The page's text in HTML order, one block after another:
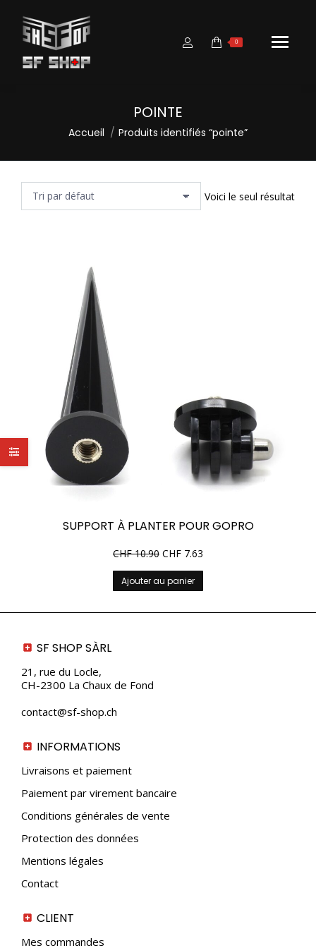
0
POINTE
Vous êtes ici :
Accueil Produits identifiés “pointe”
Voici le seul résultat
SUPPORT À PLANTER POUR GOPRO
CHF10.90 CHF 7.63
Ajouter au panier
SF SHOP SÀRL
21, rue du Locle,
CH-2300 La Chaux de Fond
contact@sf-shop.ch
INFORMATIONS
Livraisons et paiement
Paiement par virement bancaire
Conditions générales de vente
Protection des données
Mentions légales
Contact
CLIENT
Mes commandes